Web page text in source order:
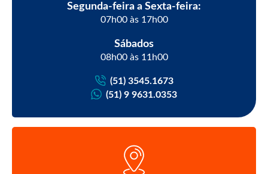
Segunda-feira a Sexta-feira:
07h00 às 17h00
Sábados
08h00 às 11h00
(51) 3545.1673
(51) 9 9631.0353